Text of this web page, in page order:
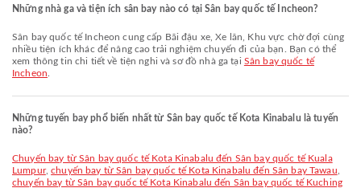
Những nhà ga và tiện ích sân bay nào có tại Sân bay quốc tế Incheon?
Sân bay quốc tế Incheon cung cấp Bãi đậu xe, Xe lăn, Khu vực chờ đợi cùng
nhiều tiện ích khác để nâng cao trải nghiệm chuyến đi của bạn. Bạn có thể
xem thông tin chi tiết về tiện nghi và sơ đồ nhà ga tại Sân bay quốc tế
Incheon
Những tuyến bay phổ biến nhất từ Sân bay quốc tế Kota Kinabalu là tuyến
nào?
chuyến bay từ Sân bay quốc tế Kota Kinabalu đến Sân bay quốc tế Kuala
Lumpur,chuyến bay từ Sân bay quốc tế Kota Kinabalu đến Sân bay Tawau
chuyến bay từ Sân bay quốc tế Kota Kinabalu đến Sân bay quốc tế Kuching